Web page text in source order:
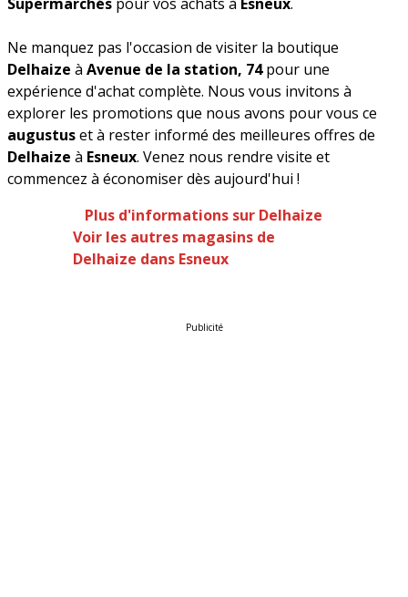
Ne manquez pas l'occasion de visiter la boutique
Delhaize à Avenue de la station, 74pour une
expérience d'achat complète. Nous vous invitons à
explorer les promotions que nous avons pour vous ce
augustuset à rester informé des meilleures offres de
Delhaize à Esneux. Venez nous rendre visite et
commencez à économiser dès aujourd'hui !
Plus d'informations sur Delhaize
Voir les autres magasins de
Delhaize dans Esneux
Publicité